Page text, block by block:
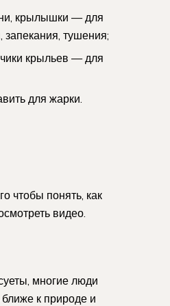
крылышки — для
запекания, тушения;
крыльев — для
для жарки.
чтобы понять, как
видео.
многие люди
к природе и